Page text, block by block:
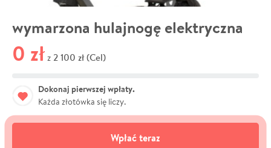
wymarzona hulajnogę elektryczna
0 zł z 2 100 zł (Cel)
Dokonaj pierwszej wpłaty.
Każda złotówka się liczy.
Wpłać teraz